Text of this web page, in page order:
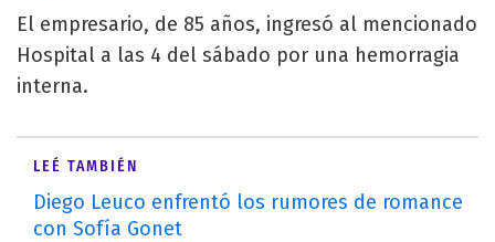
El empresario, de 85 años, ingresó al mencionado
Hospital a las 4 del sábado por una hemorragia
interna.
LEÉ TAMBIÉN
Diego Leuco enfrentó los rumores de romance
con Sofía Gonet